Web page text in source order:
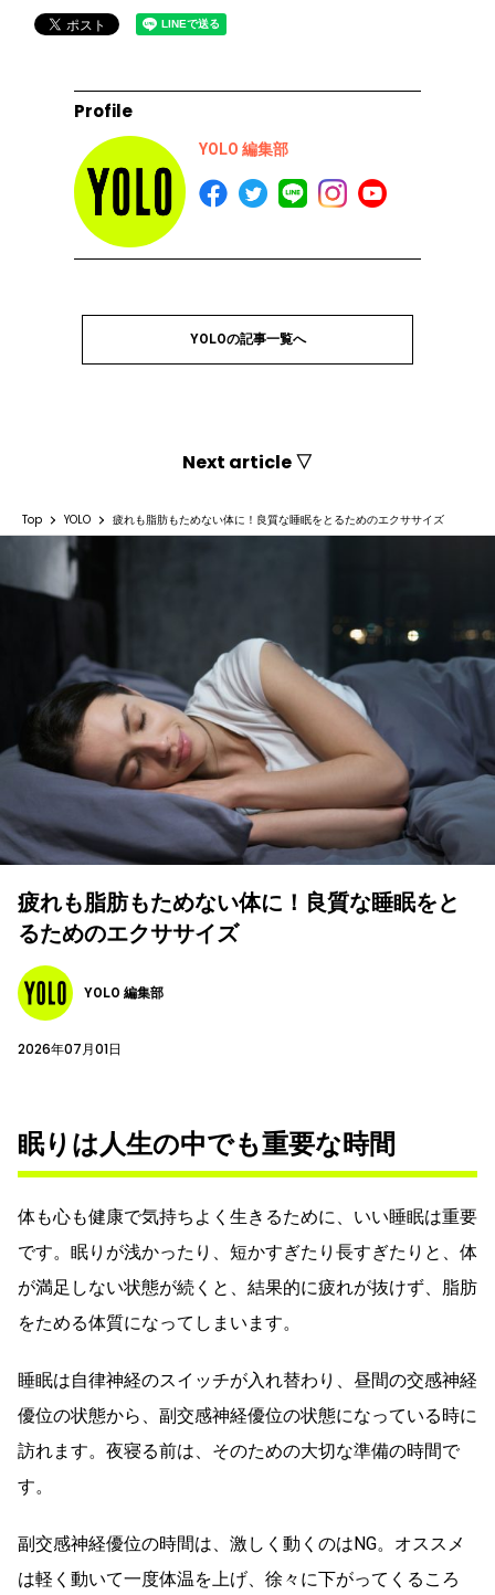
Profile
YOLO 編集部
YOLOの記事一覧へ
Next article ▽
Top YOLO 疲れも脂肪もためない体に！良質な睡眠をとるためのエクササイズ
疲れも脂肪もためない体に！良質な睡眠をと
るためのエクササイズ
YOLO 編集部
2026年07月01日
眠りは人生の中でも重要な時間
体も心も健康で気持ちよく生きるために、いい睡眠は重要
です。眠りが浅かったり、短かすぎたり長すぎたりと、体
が満足しない状態が続くと、結果的に疲れが抜けず、脂肪
をためる体質になってしまいます。
睡眠は自律神経のスイッチが入れ替わり、昼間の交感神経
優位の状態から、副交感神経優位の状態になっている時に
訪れます。夜寝る前は、そのための大切な準備の時間で
す。
副交感神経優位の時間は、激しく動くのはNG。オススメ
は軽く動いて一度体温を上げ、徐々に下がってくるころ